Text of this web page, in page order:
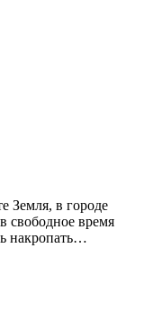
Земля, в городе
свободное время
накропать…